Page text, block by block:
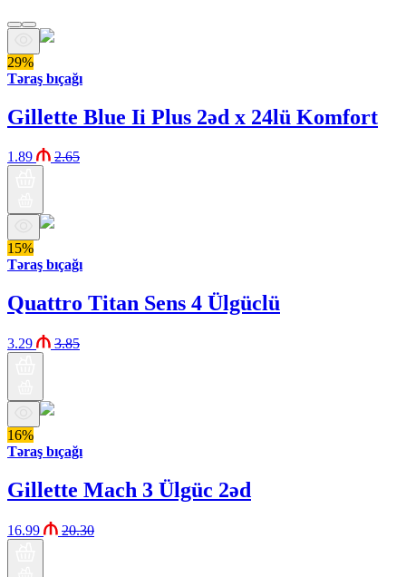
29%
Təraş bıçağı
Gillette Blue Ii Plus 2əd x 24lü Komfort
1.89 2.65
15%
Təraş bıçağı
Quattro Titan Sens 4 Ülgüclü
3.29 3.85
16%
Təraş bıçağı
Gillette Mach 3 Ülgüc 2əd
16.99 20.30